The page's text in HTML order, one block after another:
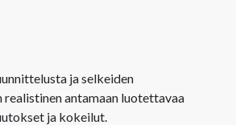
ja selkeiden
antamaan luotettavaa
ja kokeilut.